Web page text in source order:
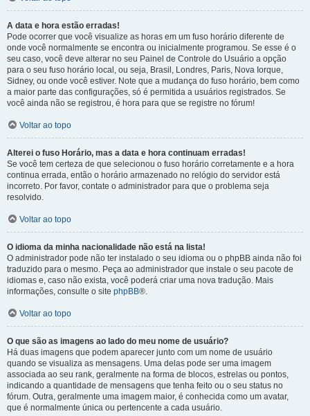
A data e hora estão erradas!
Pode ocorrer que você visualize as horas em um fuso horário diferente de
onde você normalmente se encontra ou inicialmente programou. Se esse é o
seu caso, você deve alterar no seu Painel de Controle do Usuário a opção
para o seu fuso horário local, ou seja, Brasil, Londres, Paris, Nova Iorque,
Sidney, ou onde você estiver. Note que a mudança do fuso horário, bem como
a maior parte das configurações, só é permitida a usuários registrados. Se
você ainda não se registrou, é hora para que se registre no fórum!
Voltar ao topo
Alterei o fuso Horário, mas a data e hora continuam erradas!
Se você tem certeza de que selecionou o fuso horário corretamente e a hora
continua errada, então o horário armazenado no relógio do servidor está
incorreto. Por favor, contate o administrador para que o problema seja
resolvido.
Voltar ao topo
O idioma da minha nacionalidade não está na lista!
O administrador pode não ter instalado o seu idioma ou o phpBB ainda não foi
traduzido para o mesmo. Peça ao administrador que instale o seu pacote de
idiomas e, caso não exista, você poderá criar uma nova tradução. Mais
informações, consulte o site phpBB®.
Voltar ao topo
O que são as imagens ao lado do meu nome de usuário?
Há duas imagens que podem aparecer junto com um nome de usuário
quando se visualiza as mensagens. Uma delas pode ser uma imagem
associada ao seu rank, geralmente na forma de blocos, estrelas ou pontos,
indicando a quantidade de mensagens que tenha feito ou o seu status no
fórum. Outra, geralmente uma imagem maior, é conhecida como um avatar,
que é normalmente única ou pertencente a cada usuário.